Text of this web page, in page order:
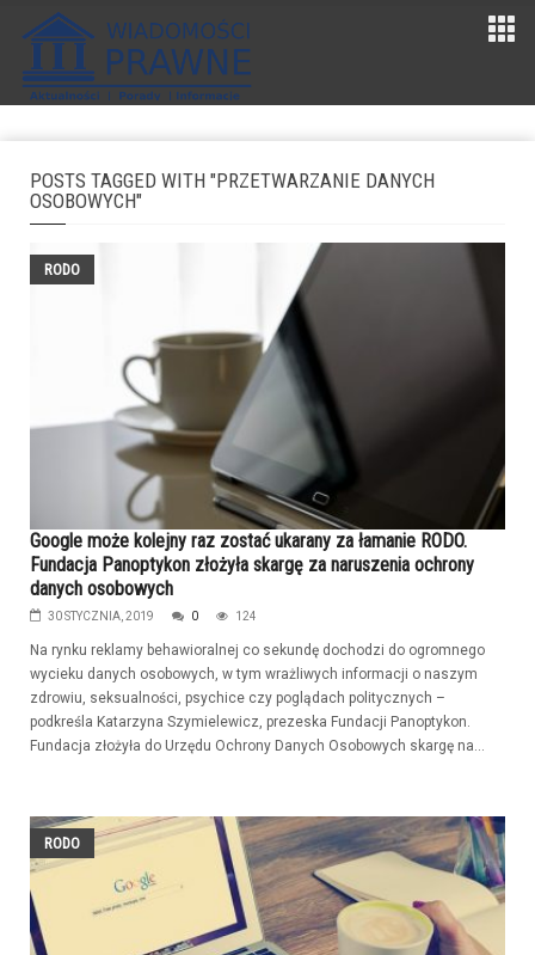
POSTS TAGGED WITH "PRZETWARZANIE DANYCH
OSOBOWYCH"
RODO
Google może kolejny raz zostać ukarany za łamanie RODO.
Fundacja Panoptykon złożyła skargę za naruszenia ochrony
danych osobowych
30 STYCZNIA, 2019 0 124
Na rynku reklamy behawioralnej co sekundę dochodzi do ogromnego
wycieku danych osobowych, w tym wrażliwych informacji o naszym
zdrowiu, seksualności, psychice czy poglądach politycznych –
podkreśla Katarzyna Szymielewicz, prezeska Fundacji Panoptykon.
Fundacja złożyła do Urzędu Ochrony Danych Osobowych skargę na...
RODO